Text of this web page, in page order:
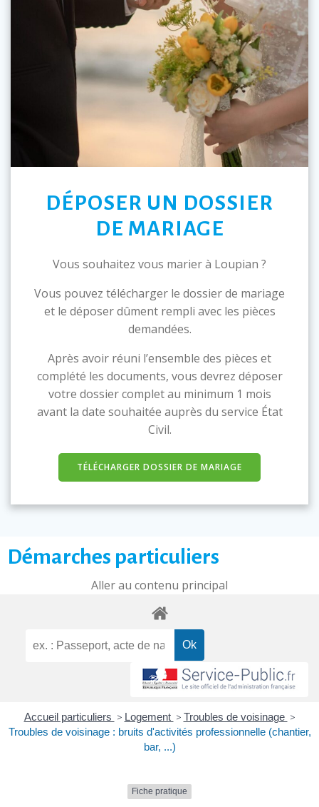
DÉPOSER UN DOSSIER
DE MARIAGE
Vous souhaitez vous marier à Loupian ?
Vous pouvez télécharger le dossier de mariage
et le déposer dûment rempli avec les pièces
demandées.
Après avoir réuni l’ensemble des pièces et
complété les documents, vous devrez déposer
votre dossier complet au minimum 1 mois
avant la date souhaitée auprès du service État
Civil.
TÉLÉCHARGER DOSSIER DE MARIAGE
Démarches particuliers
Aller au contenu principal
Accueil particuliers > Logement > Troubles de voisinage >
Troubles de voisinage : bruits d'activités professionnelle (chantier,
bar, ...)
Fiche pratique